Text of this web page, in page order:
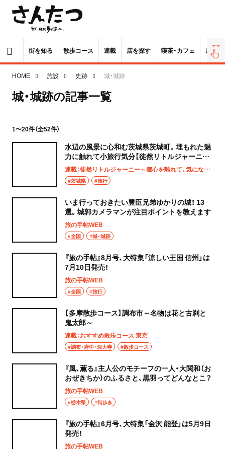
街を知る 散歩コース 連載 店を探す 喫茶・カフェ 居酒屋
HOME 施設 史跡 城・城跡
城・城跡の記事一覧
1〜20件（全52件）
水辺の風景に心和む茨城県茨城町。埋もれた魅
力に触れて小旅行気分【徒然リトルジャーニ
ー】
連載：徒然リトルジャーニー～都心を離れて、気になる土地へ
#茨城県 #旅行
いま行っておきたい豊臣兄弟ゆかりの城！ 13
選。城郭カメラマンが注目ポイントを教えます
旅の手帖WEB
#全国 #城・城跡
『旅の手帖』8月号、大特集「涼しい王国 信州」は
7月10日発売！
旅の手帖WEB
#全国 #旅行
【多摩散歩コース】調布市～名物は花と古刹と
鬼太郎～
連載：おすすめ散歩コース 東京
#調布・府中・深大寺 #散歩コース
『風、薫る』主人公のモチーフの一人・大関和（お
おぜきちか）のふるさと、黒羽ってどんなとこ？
旅の手帖WEB
#栃木県 #街歩き
『旅の手帖』6月号、大特集「金沢 能登」は5月9日
発売！
旅の手帖WEB